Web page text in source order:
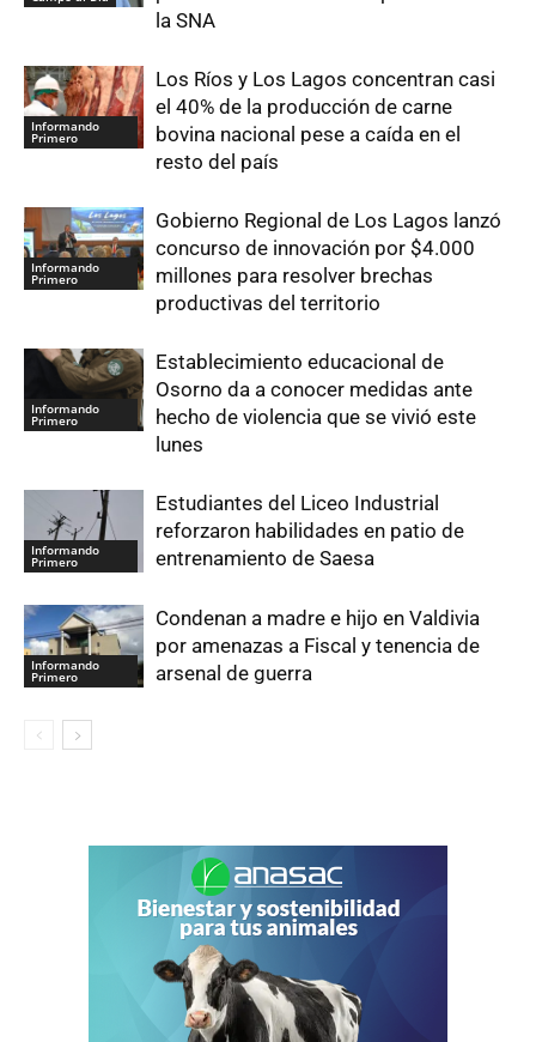
la SNA
Informando
Primero
Los Ríos y Los Lagos concentran casi
el 40% de la producción de carne
bovina nacional pese a caída en el
resto del país
Informando
Primero
Gobierno Regional de Los Lagos lanzó
concurso de innovación por $4.000
millones para resolver brechas
productivas del territorio
Informando
Primero
Establecimiento educacional de
Osorno da a conocer medidas ante
hecho de violencia que se vivió este
lunes
Informando
Primero
Estudiantes del Liceo Industrial
reforzaron habilidades en patio de
entrenamiento de Saesa
Informando
Primero
Condenan a madre e hijo en Valdivia
por amenazas a Fiscal y tenencia de
arsenal de guerra